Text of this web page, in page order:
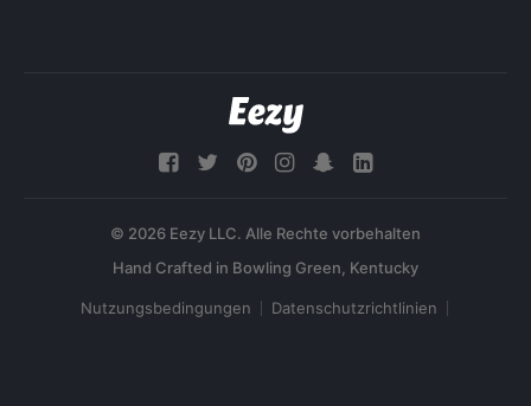
© 2026 Eezy LLC. Alle Rechte vorbehalten
Nutzungsbedingungen Datenschutzrichtlinien